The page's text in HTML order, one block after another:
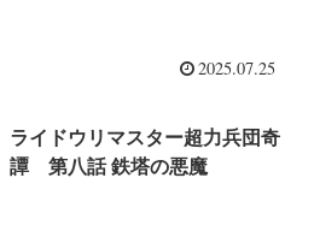
2025.07.25
ライドウリマスター超力兵団奇
譚 第八話 鉄塔の悪魔